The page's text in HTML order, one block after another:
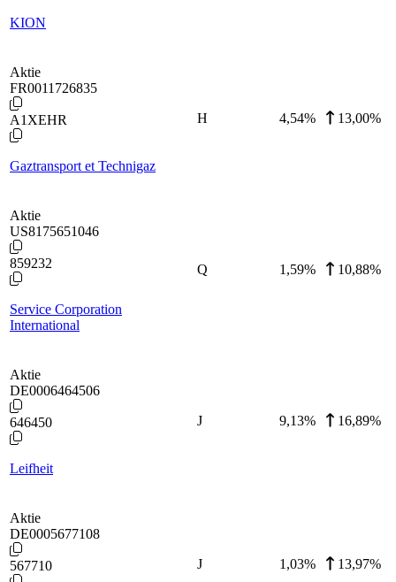
KION
Aktie
FR0011726835
A1XEHR
Gaztransport et Technigaz
H 4,54% 13,00%
Aktie
US8175651046
859232
Service Corporation
International
Q 1,59% 10,88%
Aktie
DE0006464506
646450
Leifheit
J 9,13% 16,89%
Aktie
DE0005677108
567710 J 1,03% 13,97%